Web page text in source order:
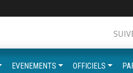
EVENEMENTS OFFICIELS